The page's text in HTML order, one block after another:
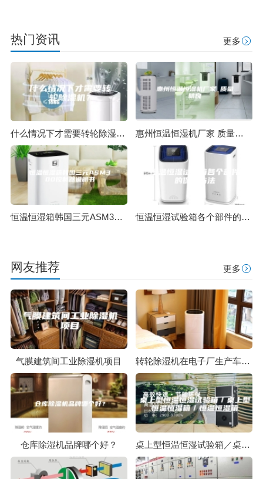
热门资讯 更多
什么情况下才需要转轮除湿机？ 惠州恒温恒湿机厂家 质量精良
恒温恒湿箱韩国三元ASM300控制器说明书 恒温恒湿试验箱各个部件的保养方法
网友推荐 更多
气膜建筑间工业除湿机项目 转轮除湿机在电子厂生产车间的应用
仓库除湿机品牌哪个好？ 桌上型恒温恒湿试验箱／桌上型恒温恒湿箱／恒温恒湿箱